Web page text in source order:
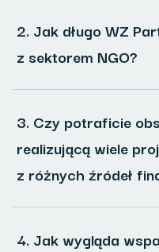
2. Jak długo WZ
z sektorem NGO?
3. Czy potraficie
realizującą wiele
z różnych źródeł
4. Jak wygląda